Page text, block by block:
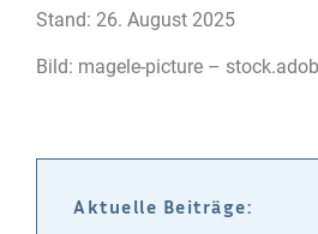
Stand: 26. August 2025
Bild: magele-picture –
Aktuelle Beiträge: